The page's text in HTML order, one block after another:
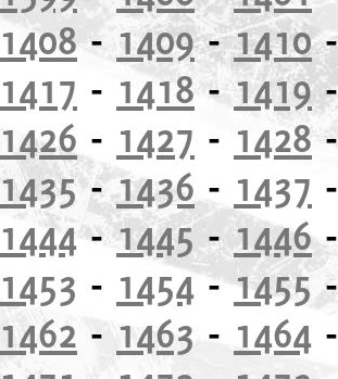
1408-1409-1410
1417 - 1418-1419
1426 - 1427 - 1428
1435-1436 - 1437
1444-1445- 1446
1453 - 1454-1455
1462 - 1463 - 1464